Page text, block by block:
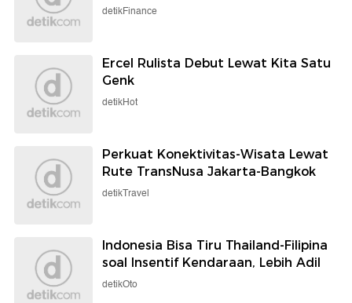
detikFinance
Ercel Rulista Debut Lewat Kita Satu
Genk
detikHot
Perkuat Konektivitas-Wisata Lewat
Rute TransNusa Jakarta-Bangkok
detikTravel
Indonesia Bisa Tiru Thailand-Filipina
soal Insentif Kendaraan, Lebih Adil
detikOto